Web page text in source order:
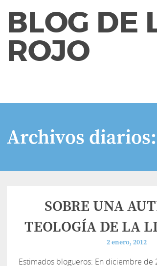
BLOG DE
ROJO
Archivos diarios:
SOBRE UNA
TEOLOGÍA DE LA
2 enero, 2012
Estimados blogueros: En diciembre de